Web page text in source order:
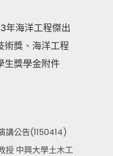
年海洋工程傑出
術獎、海洋工程
生獎學金附件
講公告(1150414)
授 中興大學土木工